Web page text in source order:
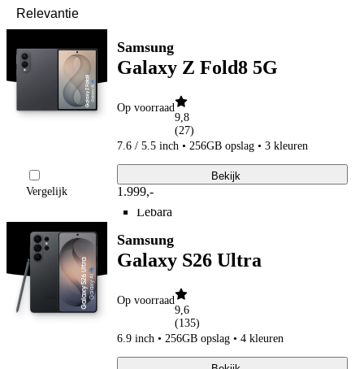
Ben
Ben
Ben aanbiedingen
Ben verlengen
Simyo
Simyo aanbiedingen
Budget Thuis
Budget Thuis
Budget Thuis aanbiedingen
Lebara
Lebara
Lebara verlengen
Simpel
Simpel
Simpel aanbiedingen
50+ Mobiel
50+ Mobiel
50+ Mobiel aanbiedingen
50+ Mobiel verlengen
Youfone
Samsung
Galaxy Z Fold8 5G
Op voorraad
9,8
(27)
7.6 / 5.5 inch • 256GB opslag • 3 kleuren
Vergelijk 1.999,-
Bekijk
Samsung
Galaxy S26 Ultra
Op voorraad
9,6
(135)
6.9 inch • 256GB opslag • 4 kleuren